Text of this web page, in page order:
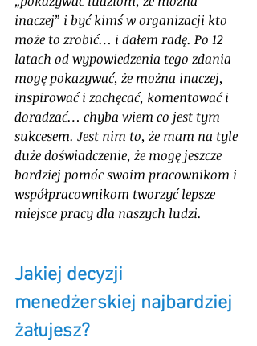
inaczej” i być kimś w organizacji kto
może to zrobić… i dałem radę. Po 12
latach od wypowiedzenia tego zdania
mogę pokazywać, że można inaczej,
inspirować i zachęcać, komentować i
doradzać… chyba wiem co jest tym
sukcesem. Jest nim to, że mam na tyle
duże doświadczenie, że mogę jeszcze
bardziej pomóc swoim pracownikom i
współpracownikom tworzyć lepsze
miejsce pracy dla naszych ludzi.
Jakiej decyzji
menedżerskiej najbardziej
żałujesz?